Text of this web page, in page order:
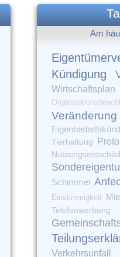
Am
Kündigung
Wirtschaftsplan
Veränderung
Tierhaltung
Schimmel
Einstimmigkeit
Telefonwerbung
Verkehrsunfall